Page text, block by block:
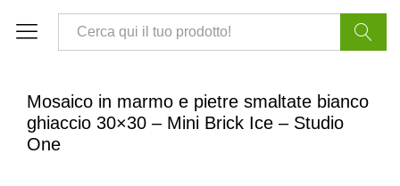
Mosaico in marmo e pietre smaltate bianco
ghiaccio 30×30 – Mini Brick Ice – Studio
One